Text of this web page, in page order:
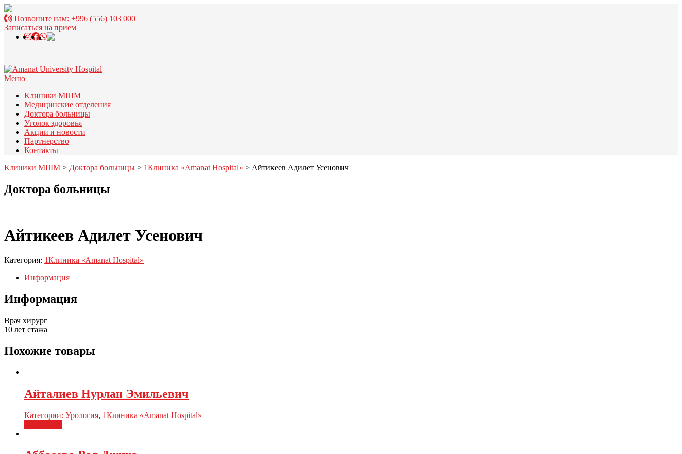
Перейти
к
содержимому
Позвоните нам: +996 (556) 103 000
Записаться на прием
Меню
Клиники МШМ
Медицинские отделения
Доктора больницы
Уголок здоровья
Акции и новости
Партнерство
Контакты
Клиники МШМ > Доктора больницы > 1Клиника «Amanat Hospital» > Айтикеев Адилет Усенович
Доктора больницы
Айтикеев Адилет Усенович
Категория: 1Клиника «Amanat Hospital»
Информация
Информация
Врач хирург
10 лет стажа
Похожие товары
Айталиев Нурлан Эмильевич
Категории: Урология, 1Клиника «Amanat Hospital»